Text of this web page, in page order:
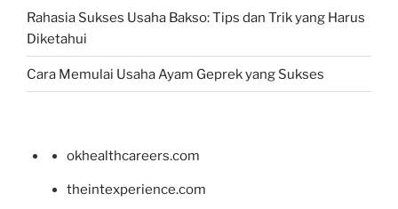
Rahasia Sukses Usaha Bakso: Tips dan Trik yang Harus
Diketahui
Cara Memulai Usaha Ayam Geprek yang Sukses
okhealthcareers.com
theintexperience.com